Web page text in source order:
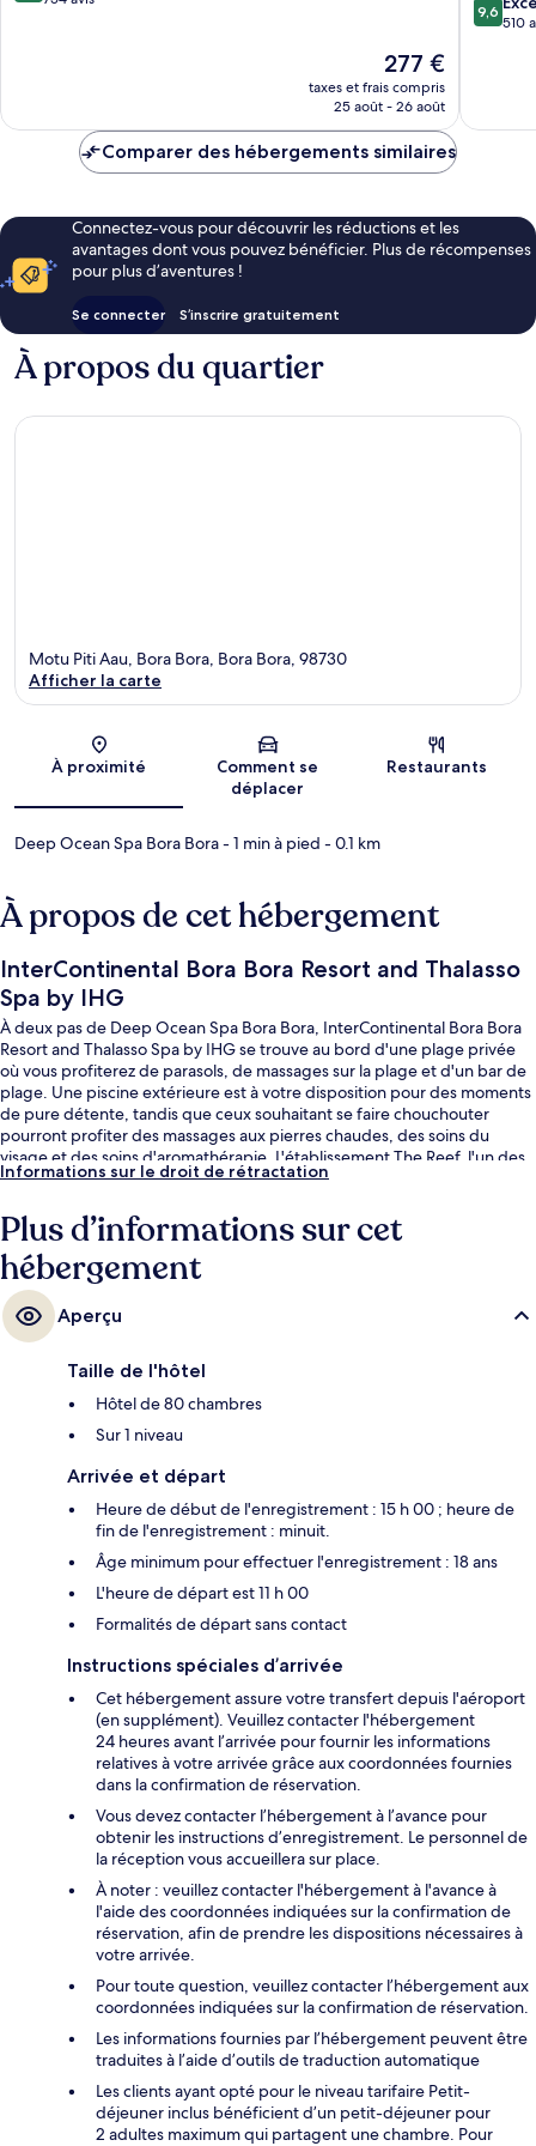
Le
nouveau
prix
de
277 €
taxes et frais compris
25 août - 26 août
IHG
sur
9,6
510
Comparer des hébergements similaires
Connectez-vous pour découvrir les réductions et les
avantages dont vous pouvez bénéficier. Plus de récompenses
pour plus d’aventures !
Se connecter S’inscrire gratuitement
À propos du quartier
Carte
Motu Piti Aau, Bora Bora, Bora Bora, 98730
Afficher la carte
À proximité
Comment se
déplacer
Restaurants
Deep Ocean Spa Bora Bora- 1 min à pied - 0.1 km
À propos de cet hébergement
InterContinental Bora Bora Resort and Thalasso
Spa by IHG
À deux pas de Deep Ocean Spa Bora Bora, InterContinental Bora Bora
Resort and Thalasso Spa by IHG se trouve au bord d'une plage privée
où vous profiterez de parasols, de massages sur la plage et d'un bar de
plage. Une piscine extérieure est à votre disposition pour des moments
de pure détente, tandis que ceux souhaitant se faire chouchouter
pourront profiter des massages aux pierres chaudes, des soins du
visage et des soins d'aromathérapie. L'établissement The Reef, l'un des
3 restaurants, sert des spécialités Cuisine française et est ouvert pour le
bars/lounges, un bar en bord de piscine et une salle de fitness ouverte
24 h/24. Les autres voyageurs ne disent que du bien en ce qui concerne
le personnel attentionné.
Informations sur le droit de rétractation
Plus d’informations sur cet
hébergement
Aperçu
Taille de l'hôtel
Hôtel de 80 chambres
Sur 1 niveau
Arrivée et départ
Heure de début de l'enregistrement : 15 h 00 ; heure de
fin de l'enregistrement : minuit.
Âge minimum pour effectuer l'enregistrement : 18 ans
L'heure de départ est 11 h 00
Formalités de départ sans contact
Instructions spéciales d’arrivée
Cet hébergement assure votre transfert depuis l'aéroport
(en supplément). Veuillez contacter l'hébergement
24 heures avant l’arrivée pour fournir les informations
relatives à votre arrivée grâce aux coordonnées fournies
dans la confirmation de réservation.
Vous devez contacter l’hébergement à l’avance pour
obtenir les instructions d’enregistrement. Le personnel de
la réception vous accueillera sur place.
À noter : veuillez contacter l'hébergement à l'avance à
l'aide des coordonnées indiquées sur la confirmation de
réservation, afin de prendre les dispositions nécessaires à
votre arrivée.
Pour toute question, veuillez contacter l’hébergement aux
coordonnées indiquées sur la confirmation de réservation.
Les informations fournies par l’hébergement peuvent être
traduites à l’aide d’outils de traduction automatique
Les clients ayant opté pour le niveau tarifaire Petit-
déjeuner inclus bénéficient d’un petit-déjeuner pour
2 adultes maximum qui partagent une chambre. Pour